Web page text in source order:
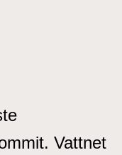
Vattnet